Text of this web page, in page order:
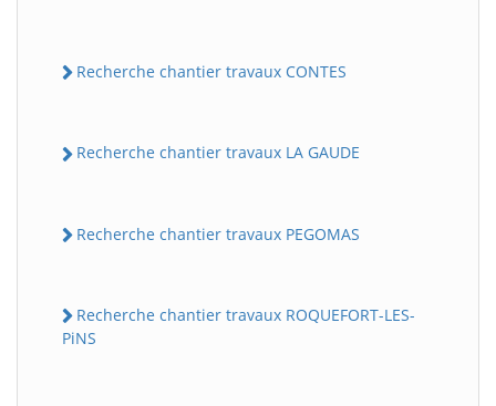
Recherche chantier travaux CONTES
Recherche chantier travaux LA GAUDE
Recherche chantier travaux PEGOMAS
Recherche chantier travaux ROQUEFORT-LES-
PiNS